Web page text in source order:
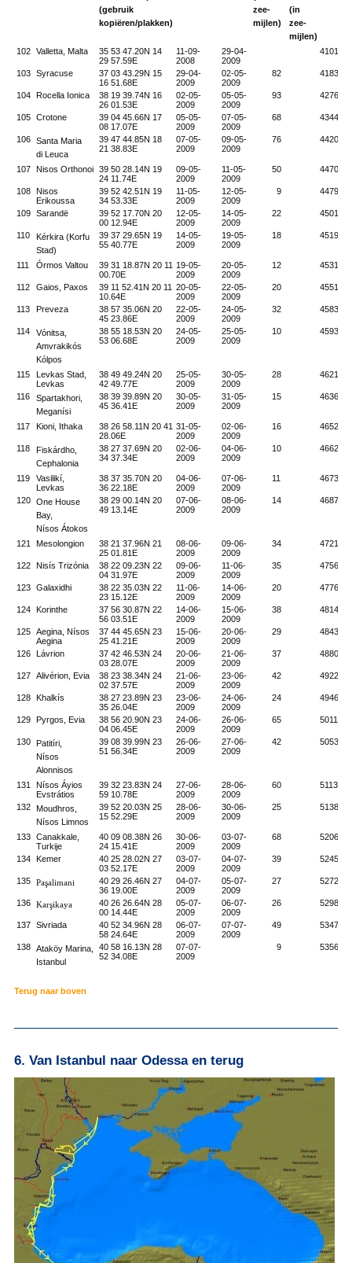
(gebruik
kopiëren/plakken)
zee-
mijlen)
(in
zee-
mijlen)
102 Valletta, Malta
35 53 47.20N 14
29 57.59E
11-09-
2008
29-04-
2009
4101
103 Syracuse
37 03 43.29N 15
16 51.68E
29-04-
2009
02-05-
2009
82 4183
104 Rocella Ionica
38 19 39.74N 16
26 01.53E
02-05-
2009
05-05-
2009
93 4276
105 Crotone
39 04 45.66N 17
08 17.07E
05-05-
2009
07-05-
2009
68 4344
106 Santa Maria
di Leuca
39 47 44.85N 18
21 38.83E
07-05-
2009
09-05-
2009
76 4420
107 Nisos Orthonoi 39 50 28.14N 19
24 11.74E
09-05-
2009
11-05-
2009
50 4470
108 Nisos
Erikoussa
39 52 42.51N 19
34 53.33E
11-05-
2009
12-05-
2009
9 4479
109 Sarandë
39 52 17.70N 20
00 12.94E
12-05-
2009
14-05-
2009
22 4501
110
Kérkira (Korfu
Stad)
39 37 29.65N 19
55 40.77E
14-05-
2009
19-05-
2009
18 4519
111 Órmos Valtou
39 31 18.87N 20 11
00.70E
19-05-
2009
20-05-
2009
12 4531
112 Gaios, Paxos
39 11 52.41N 20 11
10.64E
20-05-
2009
22-05-
2009
20 4551
113 Preveza
38 57 35.06N 20
45 23.86E
22-05-
2009
24-05-
2009
32 4583
114
Vónitsa,
Amvrakikós
Kólpos
38 55 18.53N 20
53 06.68E
24-05-
2009
25-05-
2009
10 4593
115
Levkas Stad,
Levkas
38 49 49.24N 20
42 49.77E
25-05-
2009
30-05-
2009
28 4621
116
Spartakhori,
Meganísi
38 39 39.89N 20
45 36.41E
30-05-
2009
31-05-
2009
15 4636
117 Kioni, Ithaka
38 26 58.11N 20 41
28.06E
31-05-
2009
02-06-
2009
16 4652
118
Fiskárdho,
Cephalonia
38 27 37.69N 20
34 37.34E
02-06-
2009
04-06-
2009
10 4662
119
Vasilikí,
Levkas
38 37 35.70N 20
36 22.18E
04-06-
2009
07-06-
2009
11 4673
120 One House
Bay,
Nísos Átokos
38 29 00.14N 20
49 13.14E
07-06-
2009
08-06-
2009
14 4687
121 Mesolongion
38 21 37.96N 21
25 01.81E
08-06-
2009
09-06-
2009
34 4721
122 Nisís Trizónia
38 22 09.23N 22
04 31.97E
09-06-
2009
11-06-
2009
35 4756
123 Galaxidhi
38 22 35.03N 22
23 15.12E
11-06-
2009
14-06-
2009
20 4776
124 Korinthe
37 56 30.87N 22
56 03.51E
14-06-
2009
15-06-
2009
38 4814
125 Aegina, Nísos
Aegina
37 44 45.65N 23
25 41.21E
15-06-
2009
20-06-
2009
29 4843
126 Lávrion
37 42 46.53N 24
03 28.07E
20-06-
2009
21-06-
2009
37 4880
127 Alivérion, Evia
38 23 38.34N 24
02 37.57E
21-06-
2009
23-06-
2009
42 4922
128 Khalkís
38 27 23.89N 23
35 26.04E
23-06-
2009
24-06-
2009
24 4946
129 Pyrgos, Evia
38 56 20.90N 23
04 06.45E
24-06-
2009
26-06-
2009
65 5011
130 Patitíri,
Nísos
Alonnisos
39 08 39.99N 23
51 56.34E
26-06-
2009
27-06-
2009
42 5053
131
Nísos Áyios
Evstrátios
39 32 23.83N 24
59 10.78E
27-06-
2009
28-06-
2009
60 5113
132 Moudhros,
Nísos Limnos
39 52 20.03N 25
15 52.29E
28-06-
2009
30-06-
2009
25 5138
133 Canakkale,
Turkije
40 09 08.38N 26
24 15.41E
30-06-
2009
03-07-
2009
68 5206
134 Kemer
40 25 28.02N 27
03 52.17E
03-07-
2009
04-07-
2009
39 5245
135 Paşalimani
40 29 26.46N 27
36 19.00E
04-07-
2009
05-07-
2009
27 5272
136 Karşikaya
40 26 26.64N 28
00 14.44E
05-07-
2009
06-07-
2009
26 5298
137 Sivriada
40 52 34.96N 28
58 24.64E
06-07-
2009
07-07-
2009
49 5347
138 Ataköy Marina,
Istanbul
40 58 16.13N 28
52 34.08E
07-07-
2009
9 5356
Terug naar boven
6. Van Istanbul naar Odessa en terug